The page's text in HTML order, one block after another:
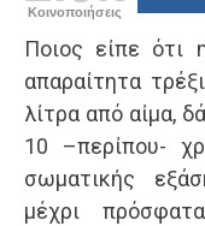
Κοινοποιήσεις
Ποιος είπε ότι
απαραίτητα
λίτρα από αίμα,
10 –περίπου-
σωματικής
μέχρι